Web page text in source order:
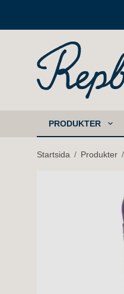
PRODUKTER
Startsida / Produkter /